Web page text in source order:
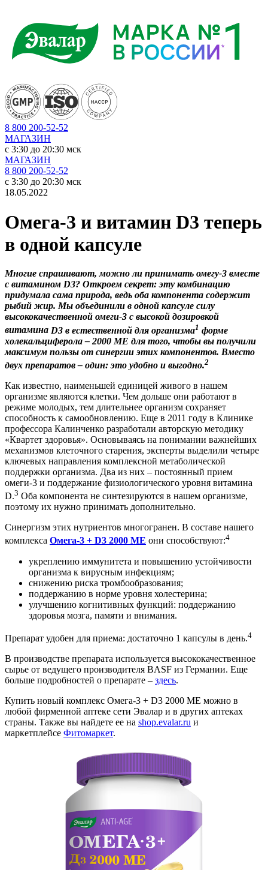
8 800 200-52-52
МАГАЗИН
c 3:30 до 20:30 мск
МАГАЗИН
8 800 200-52-52
c 3:30 до 20:30 мск
18.05.2022
Омега-3 и витамин D3 теперь
в одной капсуле
Многие спрашивают, можно ли принимать омегу-3 вместе
с витамином D3? Откроем секрет: эту комбинацию
придумала сама природа, ведь оба компонента содержит
рыбий жир. Мы объединили в одной капсуле силу
высококачественной омеги-3 с высокой дозировкой
витамина D3 в естественной для организма1 форме
холекальциферола – 2000 МЕ для того, чтобы вы получили
максимум пользы от синергии этих компонентов. Вместо
двух препаратов – один: это удобно и выгодно.2
Как известно, наименьшей единицей живого в нашем
организме являются клетки. Чем дольше они работают в
режиме молодых, тем длительнее организм сохраняет
способность к самообновлению. Еще в 2011 году в Клинике
профессора Калинченко разработали авторскую методику
«Квартет здоровья». Основываясь на понимании важнейших
механизмов клеточного старения, эксперты выделили четыре
ключевых направления комплексной метаболической
поддержки организма. Два из них – постоянный прием
омеги-3 и поддержание физиологического уровня витамина
D.3 Оба компонента не синтезируются в нашем организме,
поэтому их нужно принимать дополнительно.
Синергизм этих нутриентов многогранен. В составе нашего
комплекса Омега-3 + D3 2000 МЕ они способствуют:4
укреплению иммунитета и повышению устойчивости
организма к вирусным инфекциям;
снижению риска тромбообразования;
поддержанию в норме уровня холестерина;
улучшению когнитивных функций: поддержанию
здоровья мозга, памяти и внимания.
Препарат удобен для приема: достаточно 1 капсулы в день.4
В производстве препарата используется высококачественное
сырье от ведущего производителя BASF из Германии. Еще
больше подробностей о препарате – здесь.
Купить новый комплекс Омега-3 + D3 2000 МЕ можно в
любой фирменной аптеке сети Эвалар и в других аптеках
страны. Также вы найдете ее на shop.evalar.ru и
маркетплейсе Фитомаркет.